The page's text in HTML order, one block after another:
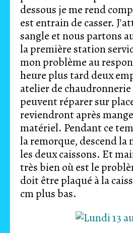
dessous je me rend
est entrain de casser.
sangle et nous partons
la première station
mon problème au
heure plus tard deux
atelier de
peuvent réparer sur
reviendront après
matériel. Pendant ce
la remorque, descend la
les deux caissons. Et
très bien où est le
doit être plaqué à la
cm plus bas.